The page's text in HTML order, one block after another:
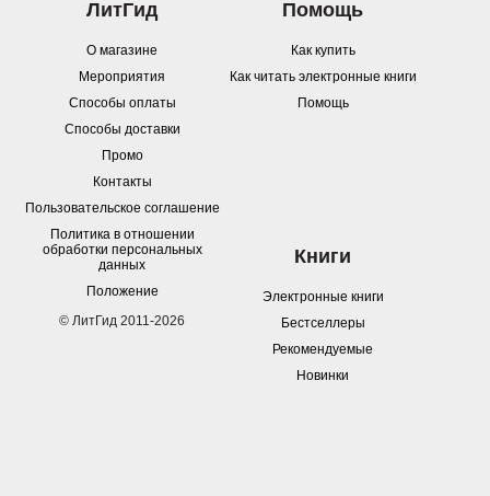
ЛитГид
О магазине
Мероприятия
Способы оплаты
Способы доставки
Промо
Контакты
Пользовательское соглашение
Политика в отношении
обработки персональных
данных
Положение
© ЛитГид 2011-2026
Помощь
Как купить
Как читать электронные книги
Помощь
Книги
Электронные книги
Бестселлеры
Рекомендуемые
Новинки